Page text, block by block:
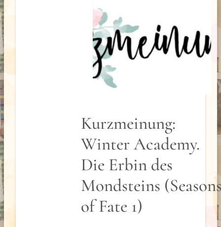
Kurzmeinung:
Winter Academy.
Die Erbin des
Mondsteins
of Fate 1)